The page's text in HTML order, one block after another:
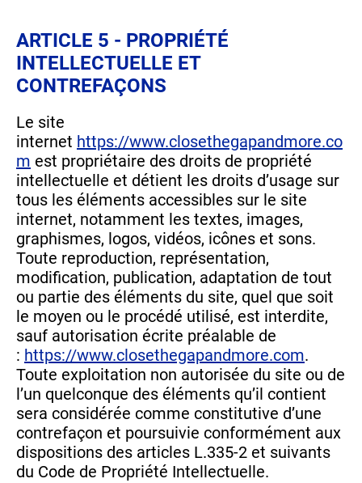
ARTICLE 5 - PROPRIÉTÉ
INTELLECTUELLE ET
CONTREFAÇONS
Le site
internet https://www.closethegapandmore.co
m est propriétaire des droits de propriété
intellectuelle et détient les droits d’usage sur
tous les éléments accessibles sur le site
internet, notamment les textes, images,
graphismes, logos, vidéos, icônes et sons.
Toute reproduction, représentation,
modification, publication, adaptation de tout
ou partie des éléments du site, quel que soit
le moyen ou le procédé utilisé, est interdite,
sauf autorisation écrite préalable de
: https://www.closethegapandmore.com.
Toute exploitation non autorisée du site ou de
l’un quelconque des éléments qu’il contient
sera considérée comme constitutive d’une
contrefaçon et poursuivie conformément aux
dispositions des articles L.335-2 et suivants
du Code de Propriété Intellectuelle.